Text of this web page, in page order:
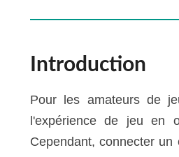
Introduction
Pour les amateurs de
l'expérience de jeu en
Cependant, connecter